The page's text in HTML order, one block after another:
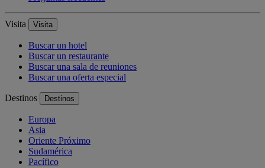
Visita Visita
Buscar un hotel
Buscar un restaurante
Buscar una sala de reuniones
Buscar una oferta especial
Destinos Destinos
Europa
Asia
Oriente Próximo
Sudamérica
Pacífico